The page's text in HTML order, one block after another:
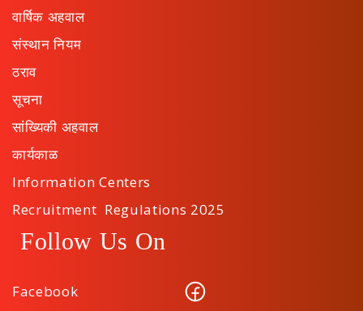
वार्षिक अहवाल
संस्थान नियम
ठराव
सूचना
सांख्यिकी अहवाल
कार्यकाळ
Information Centers
Recruitment Regulations 2025
Follow Us On
Facebook